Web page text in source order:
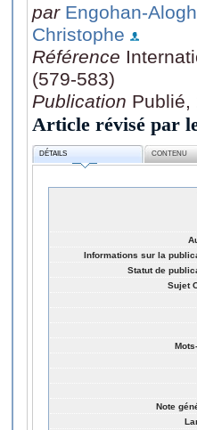
par Engohan-
Christophe
Référence
(579-583)
Publication Publié,
Article révisé par
DÉTAILS CONTENU
Informations sur la
Statut de
Sujet
Note